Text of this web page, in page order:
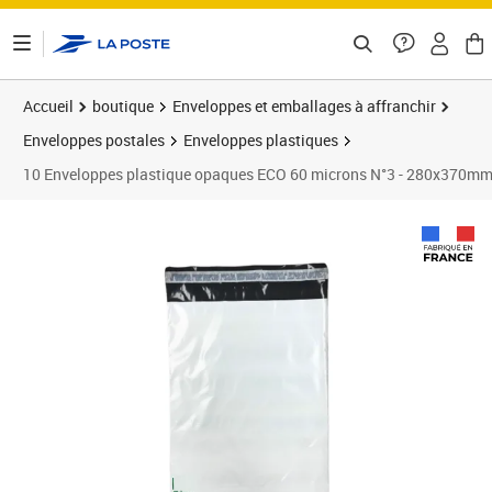
Accueil boutique
Enveloppes et emballages à affranchir
Enveloppes postales
Enveloppes plastiques
10 Enveloppes plastique opaques ECO 60 microns N°3 - 280x370mm